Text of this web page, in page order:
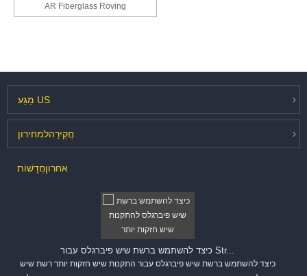
AR Fiberglass Roving
מַגָע US
חֲקִירָהלמחירון
אחרוןחֲדָשׁוֹת
כיצד להשתמש ברשת שיש פיברגלס עבור Str...
כיצד להשתמש ברשת שיש פיברגלס עבור התקנות שיש חזקות יותר רשת שיש